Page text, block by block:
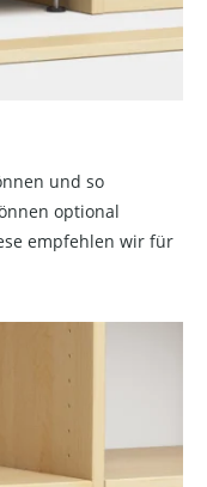
und so
optional
empfehlen wir für